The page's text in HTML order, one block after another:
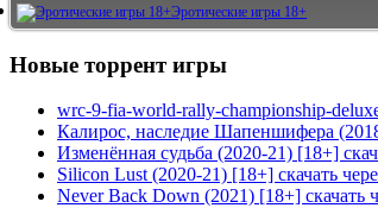
Эротические игры 18+
Новые торрент игры
wrc-9-fia-world-rally-championship-
Калирос, наследие Шапеншифера
Изменённая судьба (2020-21) [18+]
Silicon Lust (2020-21) [18+] скачать
Never Back Down (2021) [18+] скачать